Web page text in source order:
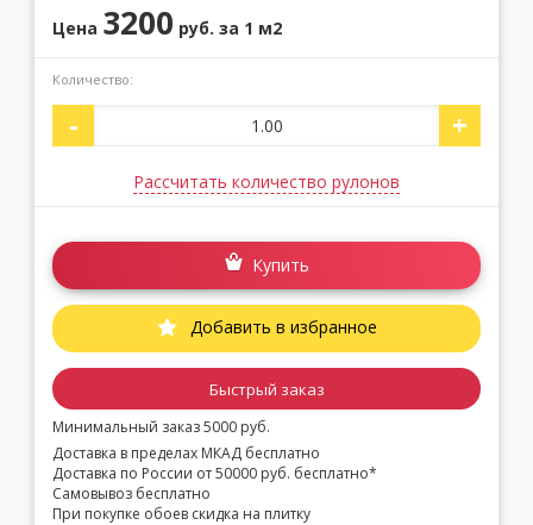
Цена 3200 руб. за 1 м2
Количество:
- +
Рассчитать количество рулонов
Купить
Добавить в избранное
Быстрый заказ
Минимальный заказ 5000 руб.
Доставка в пределах МКАД бесплатно
Доставка по России от 50000 руб. бесплатно*
Самовывоз бесплатно
При покупке обоев скидка на плитку